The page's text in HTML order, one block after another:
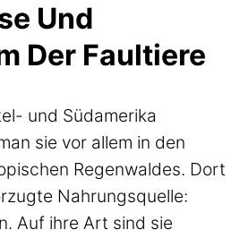
Und
Der Faultiere
und Südamerika
sie vor allem in den
Regenwaldes. Dort
Nahrungsquelle:
Auf ihre Art sind sie